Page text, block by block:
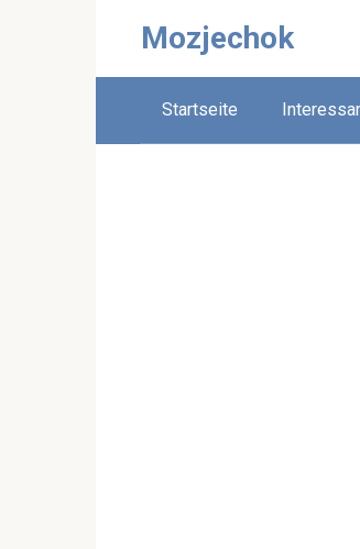
Mozjechok
Startseite